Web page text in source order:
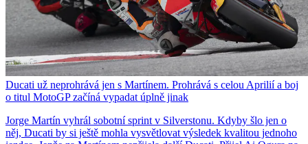
Ducati už neprohrává jen s Martínem. Prohrává s celou Aprilií a boj
o titul MotoGP začíná vypadat úplně jinak
Jorge Martín vyhrál sobotní sprint v Silverstonu. Kdyby šlo jen o
něj, Ducati by si ještě mohla vysvětlovat výsledek kvalitou jednoho